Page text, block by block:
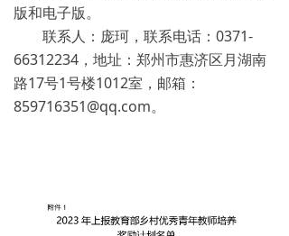
版和电子版。
联系人：庞珂，联系电话：0371-
66312234，地址：郑州市惠济区月湖南
路17号1号楼1012室，邮箱：
859716351@qq.com。